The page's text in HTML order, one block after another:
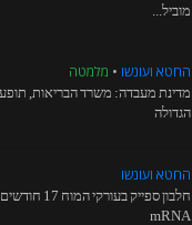
מוביל...
החטא ועונשו • מלמטה
מדינת מעבדה: משרד הבריאות,
הגדולה
החטא ועונשו
חלבון ספייק
mRNA